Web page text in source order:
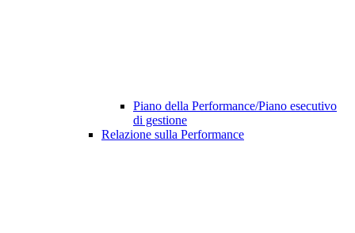
Piano della Performance/Piano esecutivo
di gestione
Relazione sulla Performance